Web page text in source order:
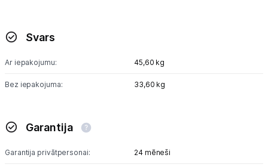
Svars
Ar iepakojumu: 45,60 kg
Bez iepakojuma: 33,60 kg
Garantija
Garantija privātpersonai: 24 mēneši